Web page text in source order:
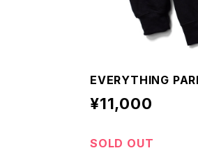
EVERYTHING
¥11,000
SOLD OUT